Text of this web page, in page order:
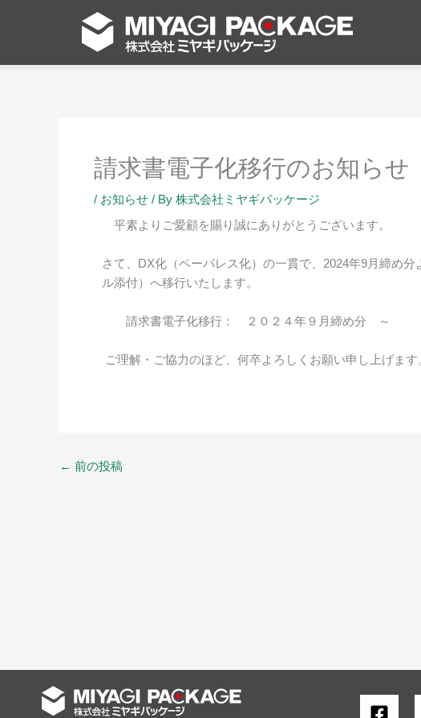
ス
請求書電子化移行のお知らせ
/ お知らせ / By 株式会社ミヤギパッケージ
平素よりご愛顧を賜り誠にありがとうございます。
さて、DX化（ペーパレス化）の一貫で、2024年9月締め
ル添付）へ移行いたします。
請求書電子化移行： ２０２４年９月締め分 ～
ご理解・ご協力のほど、何卒よろしくお願い申し上げます
← 前の投稿